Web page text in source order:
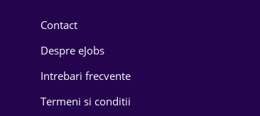
Contact
Despre eJobs
Intrebari frecvente
Termeni si conditii